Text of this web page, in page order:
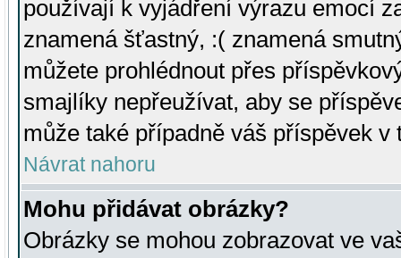
používají k vyjádření výrazu emocí
znamená šťastný, :( znamená
můžete prohlédnout přes
smajlíky nepřeužívat, aby se
může také případně váš příspěvek v
Návrat nahoru
Mohu přidávat obrázky?
Obrázky se mohou zobrazovat ve